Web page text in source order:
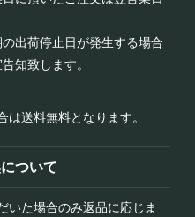
出荷停止日が発生する場合
知致します。
は送料無料となります。
ついて
いた場合のみ返品に応じま